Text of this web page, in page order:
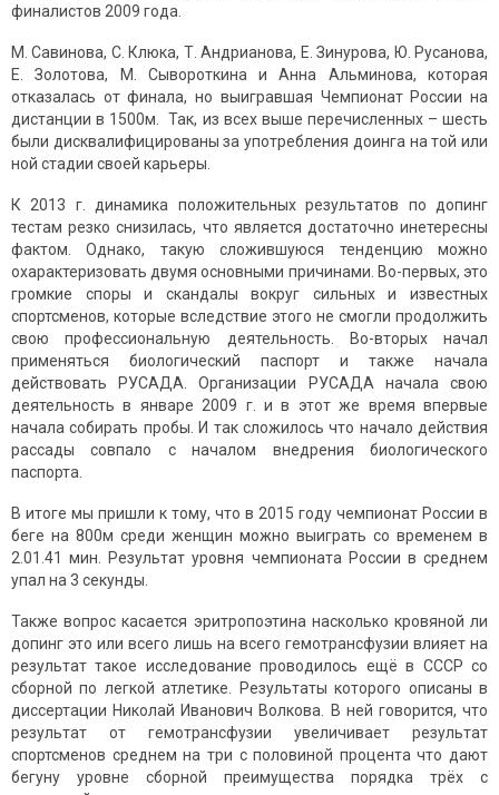
финалистов 2009 года.
М. Савинова, С. Клюка, Т. Андрианова, Е. Зинурова, Ю. Русанова,
Е. Золотова, М. Сывороткина и Анна Альминова, которая
отказалась от финала, но выигравшая Чемпионат России на
дистанции в 1500м. Так, из всех выше перечисленных – шесть
были дисквалифицированы за употребления доинга на той или
ной стадии своей карьеры.
К 2013 г. динамика положительных результатов по допинг
тестам резко снизилась, что является достаточно инетересны
фактом. Однако, такую сложившуюся тенденцию можно
охарактеризовать двумя основными причинами. Во-первых, это
громкие споры и скандалы вокруг сильных и известных
спортсменов, которые вследствие этого не смогли продолжить
свою профессиональную деятельность. Во-вторых начал
применяться биологический паспорт и также начала
действовать РУСАДА. Организации РУСАДА начала свою
деятельность в январе 2009 г. и в этот же время впервые
начала собирать пробы. И так сложилось что начало действия
рассады совпало с началом внедрения биологического
паспорта.
В итоге мы пришли к тому, что в 2015 году чемпионат России в
беге на 800м среди женщин можно выиграть со временем в
2.01.41 мин. Результат уровня чемпионата России в среднем
упал на 3 секунды.
Также вопрос касается эритропоэтина насколько кровяной ли
допинг это или всего лишь на всего гемотрансфузии влияет на
результат такое исследование проводилось ещё в СССР со
сборной по легкой атлетике. Результаты которого описаны в
диссертации Николай Иванович Волкова. В ней говорится, что
результат от гемотрансфузии увеличивает результат
спортсменов среднем на три с половиной процента что дают
бегуну уровне сборной преимущества порядка трёх с